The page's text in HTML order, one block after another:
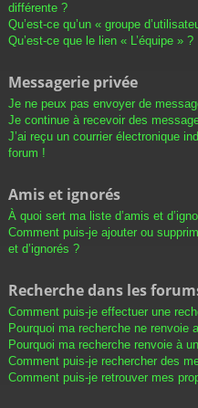
différente ?
Qu’est-ce qu’un « groupe
Qu’est-ce que le lien « L’équipe » ?
Messagerie privée
Je ne peux pas envoyer de
Je continue à recevoir des
J’ai reçu un courrier électronique
forum !
Amis et ignorés
À quoi sert ma liste d’amis et
Comment puis-je ajouter ou
et d’ignorés ?
Recherche dans les
Comment puis-je effectuer une
Pourquoi ma recherche ne renvoie
Pourquoi ma recherche renvoie à
Comment puis-je rechercher des
Comment puis-je retrouver mes